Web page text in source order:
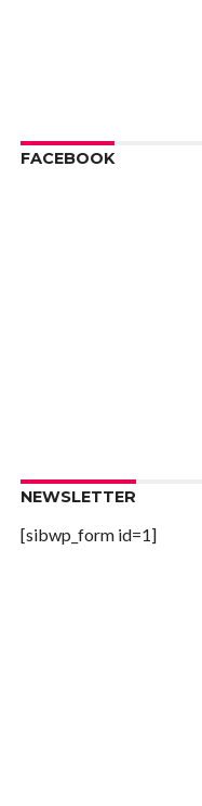
FACEBOOK
NEWSLETTER
[sibwp_form id=1]